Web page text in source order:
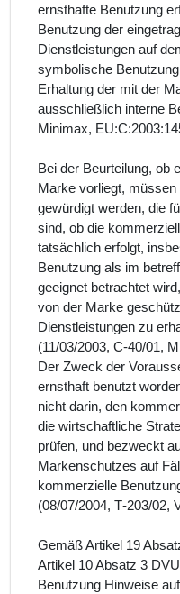
ernsthafte Benutzung
Benutzung der
Dienstleistungen auf
symbolische
Erhaltung der mit der
ausschließlich interne
Minimax,
Bei der Beurteilung, ob
Marke vorliegt,
gewürdigt werden, die
sind, ob die
tatsächlich erfolgt,
Benutzung als im
geeignet betrachtet
von der Marke
Dienstleistungen zu
(11/03/2003, C‑40/01,
Der Zweck der
ernsthaft benutzt
nicht darin, den
die wirtschaftliche
prüfen, und bezweckt
Markenschutzes auf
kommerzielle
(08/07/2004, T‑203/02,
Gemäß Artikel 19
Artikel 10 Absatz 3
Benutzung Hinweise